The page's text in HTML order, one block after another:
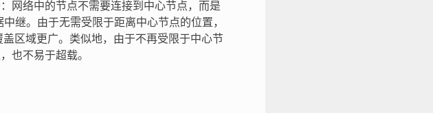
网络中的节点不需要连接到中心节点，而是
继。由于无需受限于距离中心节点的位置，
区域更广。类似地，由于不再受限于中心节
也不易于超载。